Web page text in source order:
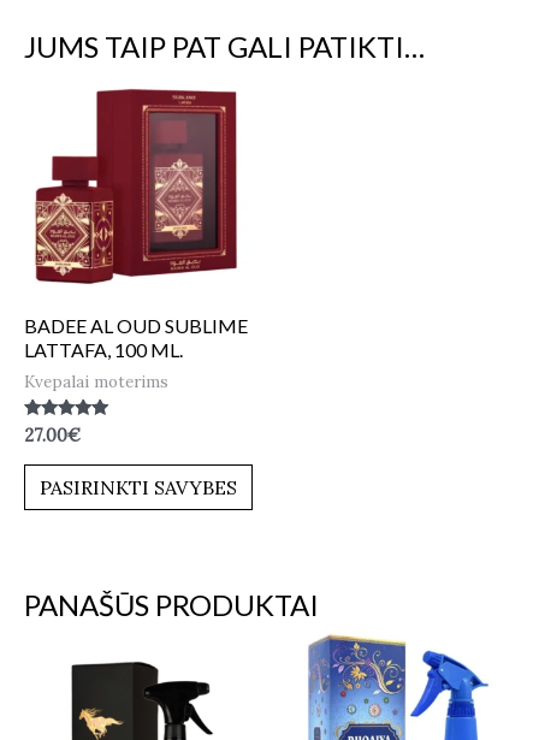
JUMS TAIP PAT GALI PATIKTI…
BADEE AL OUD SUBLIME
LATTAFA, 100 ML.
Kvepalai moterims
Įvertinimas:
5.00
iš 5
27.00€
PASIRINKTI SAVYBES
PANAŠŪS PRODUKTAI